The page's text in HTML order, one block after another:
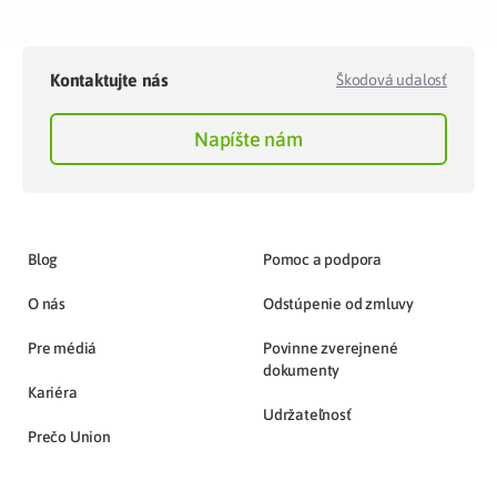
Kontaktujte nás Škodová udalosť
Napíšte nám
Blog
O nás
Pre médiá
Kariéra
Prečo Union
Pomoc a podpora
Odstúpenie od zmluvy
Povinne zverejnené
dokumenty
Udržateľnosť